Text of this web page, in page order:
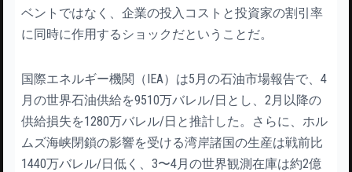
ベントではなく、企業の投入コストと投資家の割引率
に同時に作用するショックだということだ。
国際エネルギー機関（IEA）は5月の石油市場報告で、4
月の世界石油供給を9510万バレル/日とし、2月以降の
供給損失を1280万バレル/日と推計した。さらに、ホル
ムズ海峡閉鎖の影響を受ける湾岸諸国の生産は戦前比
1440万バレル/日低く、3〜4月の世界観測在庫は約2億